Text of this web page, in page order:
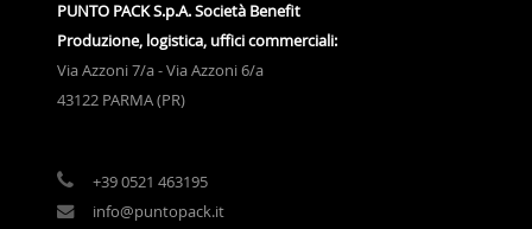
PUNTO PACK S.p.A. Società Benefit
Produzione, logistica, uffici commerciali:
Via Azzoni 7/a - Via Azzoni 6/a
43122 PARMA (PR)
+39 0521 463195
info@puntopack.it